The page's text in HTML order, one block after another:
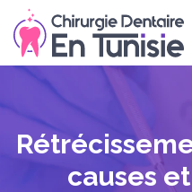
causes